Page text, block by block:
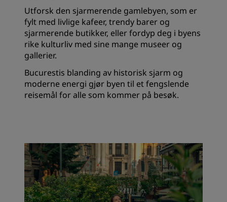
Utforsk den sjarmerende gamlebyen, som er
fylt med livlige kafeer, trendy barer og
sjarmerende butikker, eller fordyp deg i byens
rike kulturliv med sine mange museer og
gallerier.
Bucurestis blanding av historisk sjarm og
moderne energi gjør byen til et fengslende
reisemål for alle som kommer på besøk.